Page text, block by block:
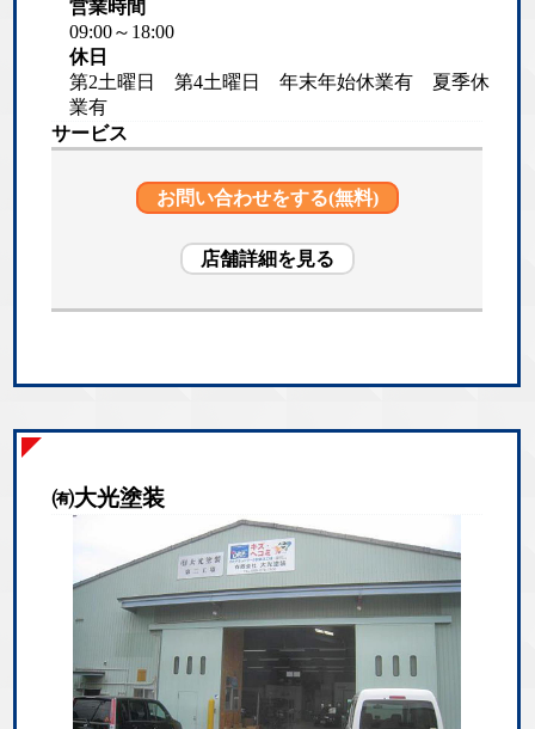
営業時間
09:00～18:00
休日
第2土曜日 第4土曜日 年末年始休業有 夏季休
業有
サービス
お問い合わせをする(無料)
店舗詳細を見る
㈲大光塗装